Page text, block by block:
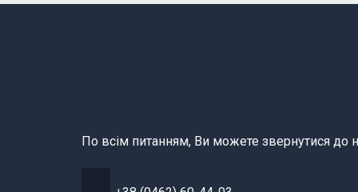
По всім питанням, Ви можете звернутися до